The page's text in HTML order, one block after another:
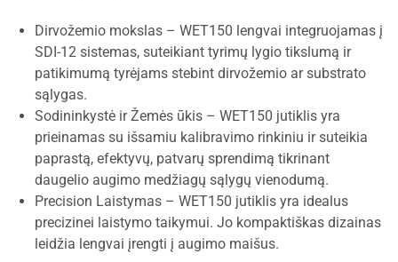
Dirvožemio mokslas – WET150 lengvai integruojamas į
SDI-12 sistemas, suteikiant tyrimų lygio tikslumą ir
patikimumą tyrėjams stebint dirvožemio ar substrato
sąlygas.
Sodininkystė ir Žemės ūkis – WET150 jutiklis yra
prieinamas su išsamiu kalibravimo rinkiniu ir suteikia
paprastą, efektyvų, patvarų sprendimą tikrinant
daugelio augimo medžiagų sąlygų vienodumą.
Precision Laistymas – WET150 jutiklis yra idealus
precizinei laistymo taikymui. Jo kompaktiškas dizainas
leidžia lengvai įrengti į augimo maišus.